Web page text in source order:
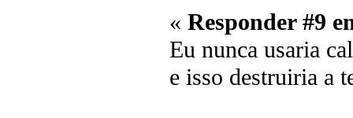
« Responder #9
Eu nunca usaria
e isso destruiria a